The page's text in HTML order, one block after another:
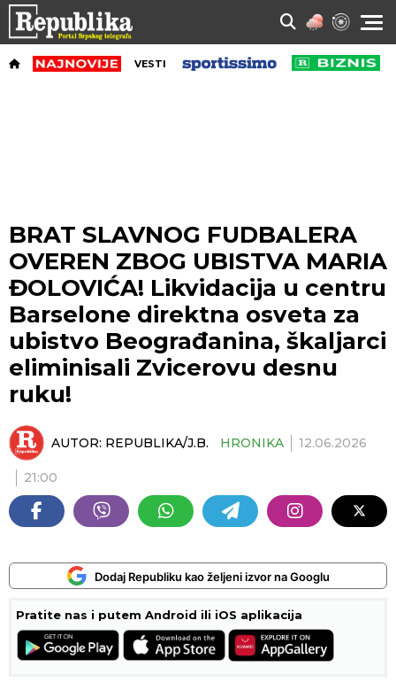
VESTI
BRAT SLAVNOG FUDBALERA
OVEREN ZBOG UBISTVA MARIA
ĐOLOVIĆA! Likvidacija u centru
Barselone direktna osveta za
ubistvo Beograđanina, škaljarci
eliminisali Zvicerovu desnu
ruku!
AUTOR: REPUBLIKA/J.B. HRONIKA 12.06.2026
21:00
Dodaj Republiku kao željeni izvor na Googlu
Pratite nas i putem Android ili iOS aplikacija